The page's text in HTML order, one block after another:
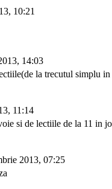
10:21
14:03
la trecutul simplu in
11:14
si de lectiile de la 11 in
2013, 07:25